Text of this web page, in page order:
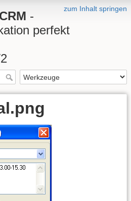
zum Inhalt springen
-
perfekt